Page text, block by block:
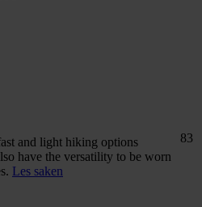
and light hiking options
have the versatility to be worn
Les saken
83